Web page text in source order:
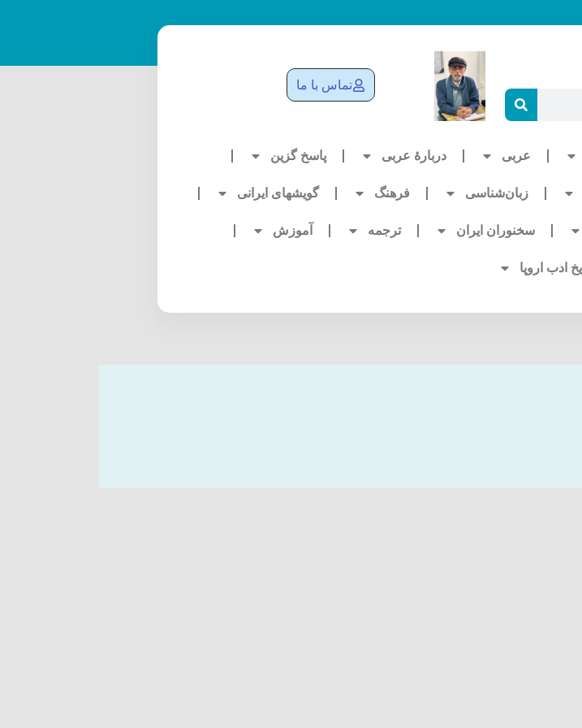
تماس با ما
عربی دربارۀ عربی پاسخ گزین
زبان‌شناسی فرهنگ گویشهای ایرانی
سخنوران ایران ترجمه آموزش
ادب اروپا